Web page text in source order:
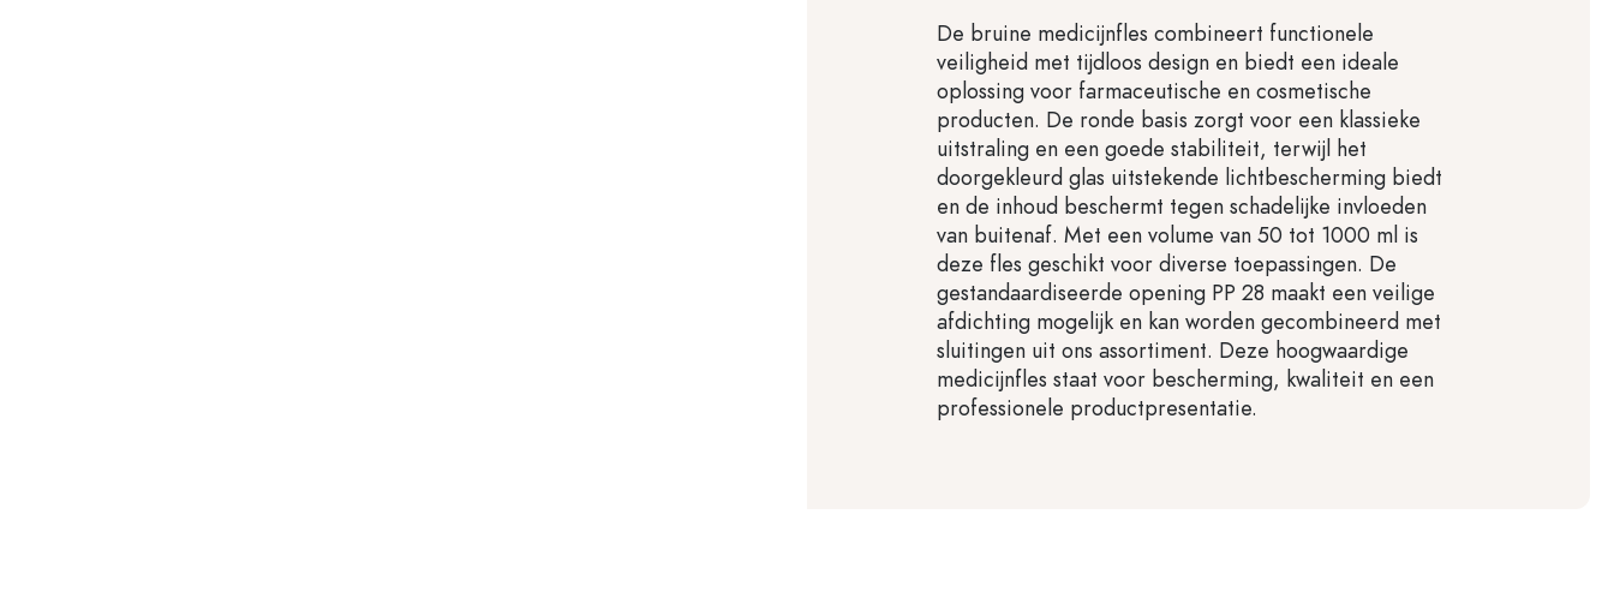
De bruine medicijnfles combineert functionele
veiligheid met tijdloos design en biedt een ideale
oplossing voor farmaceutische en cosmetische
producten. De ronde basis zorgt voor een klassieke
uitstraling en een goede stabiliteit, terwijl het
doorgekleurd glas uitstekende lichtbescherming biedt
en de inhoud beschermt tegen schadelijke invloeden
van buitenaf. Met een volume van 50 tot 1000 ml is
deze fles geschikt voor diverse toepassingen. De
gestandaardiseerde opening PP 28 maakt een veilige
afdichting mogelijk en kan worden gecombineerd met
sluitingen uit ons assortiment. Deze hoogwaardige
medicijnfles staat voor bescherming, kwaliteit en een
professionele productpresentatie.